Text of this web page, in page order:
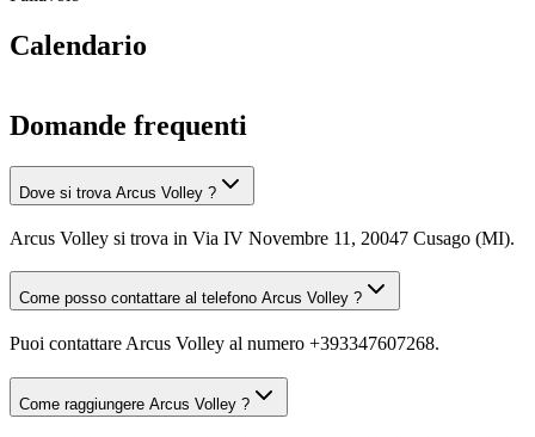
Calendario
Domande frequenti
Dove si trova Arcus Volley ?
Arcus Volley si trova in Via IV Novembre 11, 20047 Cusago (MI).
Come posso contattare al telefono Arcus Volley ?
Puoi contattare Arcus Volley al numero +393347607268.
Come raggiungere Arcus Volley ?